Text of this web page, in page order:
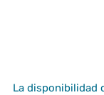
La disponibilidad